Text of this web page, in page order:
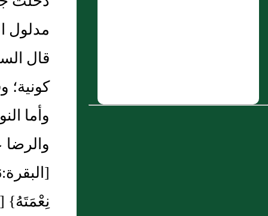
10 : في بيان المعنى الجامع للفرق المختلفة في
قال
كونية؛
وأما